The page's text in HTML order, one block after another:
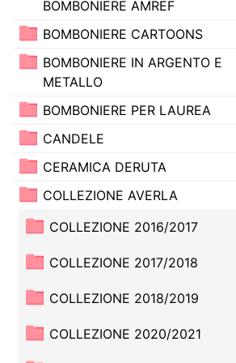
BOMBONIERE AMREF
BOMBONIERE CARTOONS
BOMBONIERE IN ARGENTO E
METALLO
BOMBONIERE PER LAUREA
CANDELE
CERAMICA DERUTA
COLLEZIONE AVERLA
COLLEZIONE 2016/2017
COLLEZIONE 2017/2018
COLLEZIONE 2018/2019
COLLEZIONE 2020/2021